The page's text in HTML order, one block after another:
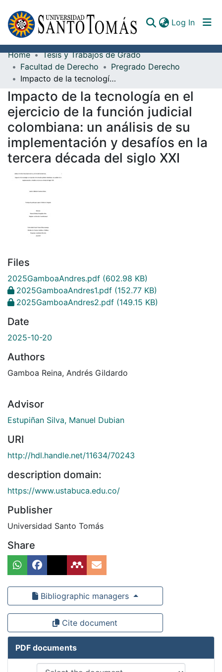
Log In
Communities & Collections
All of DSpace
Documents
Home
Tesis y Trabajos de Grado
Facultad de Derecho
Pregrado Derecho
Impacto de la tecnología en el ejercicio de la función judicial colombiana: un análisis de su implementación y desafíos en la tercera década del siglo XXI
Impacto de la tecnología en el
ejercicio de la función judicial
colombiana: un análisis de su
implementación y desafíos en la
tercera década del siglo XXI
Files
2025GamboaAndres.pdf (602.98 KB)
2025GamboaAndres1.pdf (152.77 KB)
2025GamboaAndres2.pdf (149.15 KB)
Date
2025-10-20
Authors
Gamboa Reina, Andrés Gildardo
Advisor
Estupiñan Silva, Manuel Dubian
URI
http://hdl.handle.net/11634/70243
description domain:
https://www.ustabuca.edu.co/
Publisher
Universidad Santo Tomás
Share
Bibliographic managers
Cite document
PDF documents